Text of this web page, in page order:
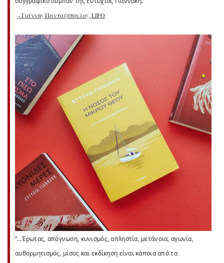
– Γιάννης Πανταζόπουλος, LIFO
“…Έρωτας, απόγνωση, κυνισμός, απληστία, μετάνοια, αγωνία,
αυθορμητισμός, μίσος και εκδίκηση είναι κάποια από τα